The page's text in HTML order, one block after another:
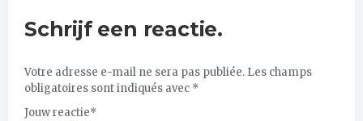
Schrijf een reactie.
Votre adresse e-mail ne sera pas publiée. Les champs
obligatoires sont indiqués avec *
Jouw reactie*